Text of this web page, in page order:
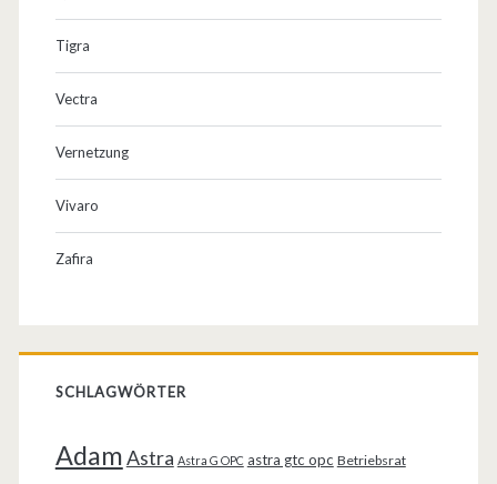
Tigra
Vectra
Vernetzung
Vivaro
Zafira
SCHLAGWÖRTER
AdamAstra Astra G OPC astra gtc opc Betriebsrat